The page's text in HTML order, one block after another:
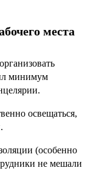
места
минимум
освещаться,
(особенно
не мешали